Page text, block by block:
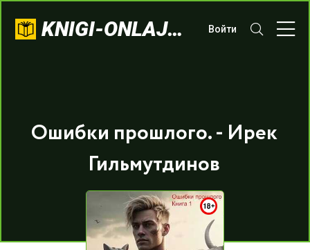
KNIGI-ONLAJN.COM Войти
Ошибки прошлого. - Ирек
Гильмутдинов